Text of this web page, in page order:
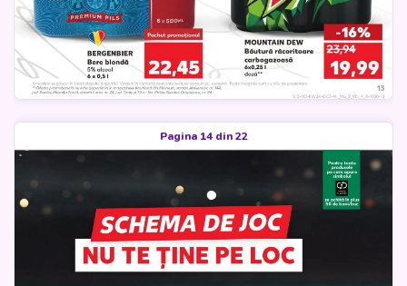
Pagina 14 din 22